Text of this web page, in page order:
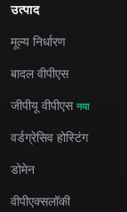
उत्पाद
मूल्य निर्धारण
बादल वीपीएस
जीपीयू वीपीएस नया
वर्डग्रेसिव होस्टिंग
डोमेन
वीपीएक्सलॉकी